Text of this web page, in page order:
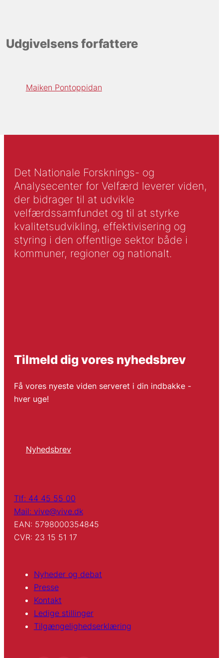
Udgivelsens forfattere
Maiken Pontoppidan
Det Nationale Forsknings- og
Analysecenter for Velfærd leverer viden,
der bidrager til at udvikle
velfærdssamfundet og til at styrke
kvalitetsudvikling, effektivisering og
styring i den offentlige sektor både i
kommuner, regioner og nationalt.
Tilmeld dig vores nyhedsbrev
Få vores nyeste viden serveret i din indbakke -
hver uge!
Nyhedsbrev
Tlf: 44 45 55 00
Mail: vive@vive.dk
EAN: 5798000354845
CVR: 23 15 51 17
Nyheder og debat
Presse
Kontakt
Ledige stillinger
Tilgængelighedserklæring